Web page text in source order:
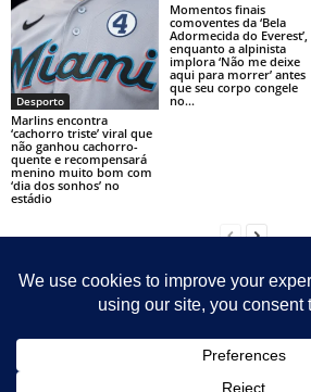
Desporto
Marlins encontra
‘cachorro triste’ viral que
não ganhou cachorro-
quente e recompensará
menino muito bom com
‘dia dos sonhos’ no
estádio
Momentos finais
comoventes da ‘Bela
Adormecida do Everest’,
enquanto a alpinista
implora ‘Não me deixe
aqui para morrer’ antes
que seu corpo congele
no...